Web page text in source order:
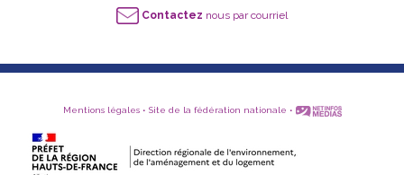
Contactez nous par courriel
Mentions légales• Site de la fédération nationale •